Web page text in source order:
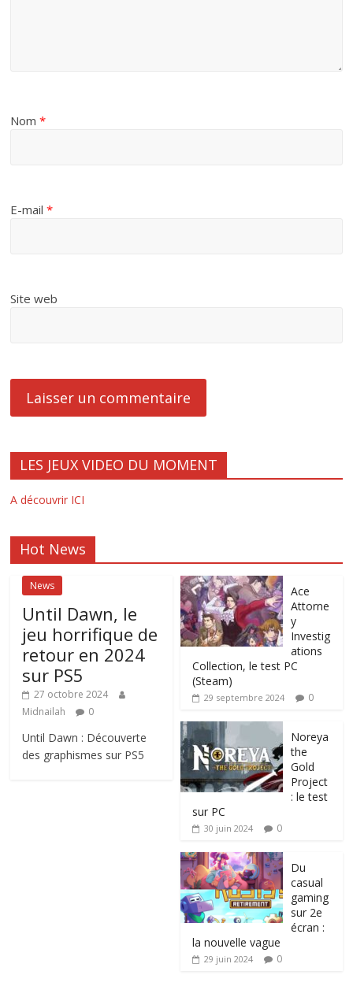
Nom*
E-mail*
Site web
LES JEUX VIDEO DU MOMENT
A découvrir ICI
Hot News
News
Until Dawn, le
jeu horrifique de
retour en 2024
sur PS5
27 octobre 2024
Midnailah
0
Until Dawn : Découverte
des graphismes sur PS5
Ace
Attorne
y
Investig
ations
Collection, le test PC
(Steam)
29 septembre 2024 0
Noreya
the
Gold
Project
: le test
sur PC
30 juin 2024 0
Du
casual
gaming
sur 2e
écran :
la nouvelle vague
29 juin 2024 0